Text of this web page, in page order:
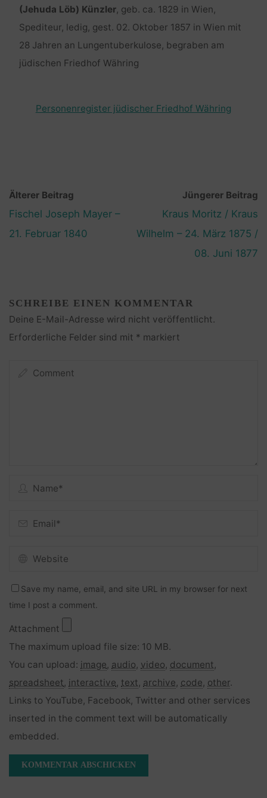
(Jehuda Löb) Künzler, geb. ca. 1829 in Wien,
Spediteur, ledig, gest. 02. Oktober 1857 in Wien mit
28 Jahren an Lungentuberkulose, begraben am
jüdischen Friedhof Währing
Personenregister jüdischer Friedhof Währing
Älterer Beitrag
Fischel Joseph Mayer –
21. Februar 1840
Jüngerer Beitrag
Kraus Moritz / Kraus
Wilhelm – 24. März 1875 /
08. Juni 1877
SCHREIBE EINEN KOMMENTAR
Deine E-Mail-Adresse wird nicht veröffentlicht.
Erforderliche Felder sind mit * markiert
Save my name, email, and site URL in my browser for next
time I post a comment.
Attachment
The maximum upload file size: 10 MB.
You can upload: image, audio, video, document,
spreadsheet, interactive, text, archive, code, other.
Links to YouTube, Facebook, Twitter and other services
inserted in the comment text will be automatically
embedded.